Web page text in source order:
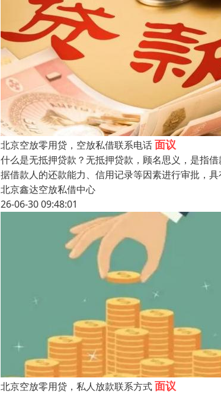
北京空放零用贷，空放私借联系电话面议
什么是无抵押贷款？无抵押贷款，顾名思义，是指
据借款人的还款能力、信用记录等因素进行审批，
北京鑫达空放私借中心
26-06-30 09:48:01
北京空放零用贷，私人放款联系方式面议